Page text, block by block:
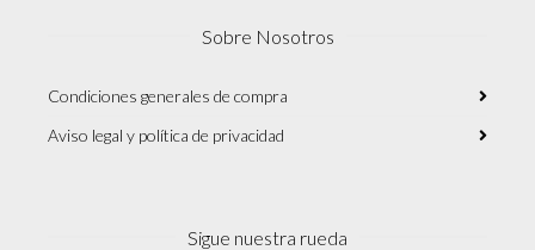
Sobre Nosotros
Condiciones generales de compra
Aviso legal y política de privacidad
Sigue nuestra rueda